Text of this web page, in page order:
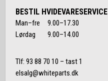
BESTIL HVIDEVARESERVICE
Man–fre 9.00–17.30
Lørdag 9.00–14.00
Tlf: 93 88 70 10 – tast 1
elsalg@whiteparts.dk